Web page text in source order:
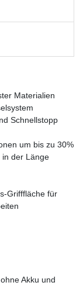
Materialien
Schnellstopp
um bis zu 30%
in der Länge
Grifffläche für
Akku und